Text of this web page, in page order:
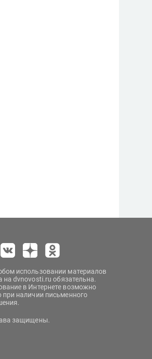
использовании материалов
на dvnovosti.ru обязательна.
в Интернете возможно
при наличии письменного
защищены.